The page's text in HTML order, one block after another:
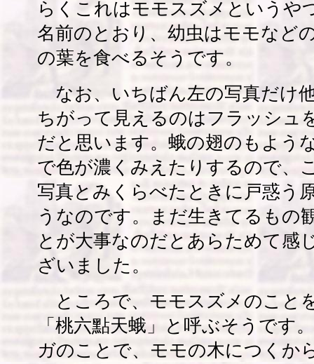
らくこれはモモスズメというや
名前のとおり、幼虫はモモなど
の葉を食べるそうです。
なお、いちばん左の写真だけ
ちがって見えるのはフラッシュ
だと思います。蛾の翅のもよう
で色が濃くみえたりするので、
写真とみくらべたときに戸惑う
うなのです。まだ生きてるもの
とが大事なのだとあらためて感
ざいました。
ところで、モモスズメのこと
「桃六點天蛾」と呼ぶそうです
ガのことで、モモの木につくか